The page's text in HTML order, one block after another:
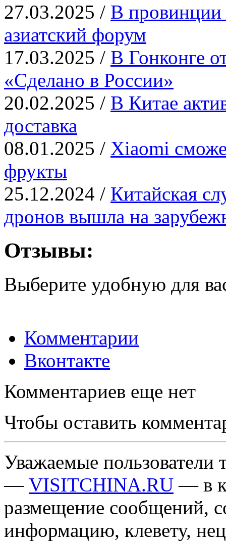
27.03.2025 / В провинции
азиатский форум
17.03.2025 / В Гонконге
«Сделано в России»
20.02.2025 / В Китае
доставка
08.01.2025 / Xiaomi
фрукты
25.12.2024 / Китайская
дронов вышла на
Отзывы:
Выберите удобную для
Комментарии
Вконтакте
Комментариев еще нет
Чтобы оставить
Уважаемые пользователи
— VISITCHINA.RU — в
размещение сообщений,
информацию, клевету,